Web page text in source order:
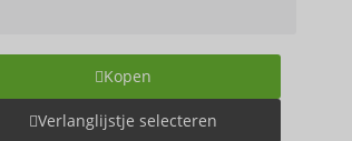
Kopen
Verlanglijstje selecteren